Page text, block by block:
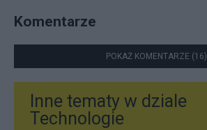
Komentarze
POKAŻ KOMENTARZE (16)
Inne tematy w dziale
Technologie